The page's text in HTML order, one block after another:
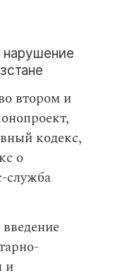
втором и
кодекс,
о
служба
и